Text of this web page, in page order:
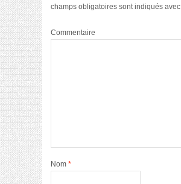
champs obligatoires sont indiqués avec
Commentaire
Nom *